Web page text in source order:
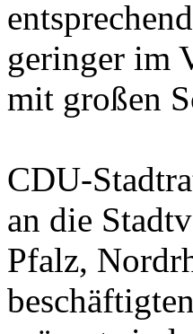
geringer im
mit großen
CDU-
an die
Pfalz,